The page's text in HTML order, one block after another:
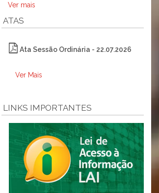
Ver mais
ATAS
Ata Sessão Ordinária - 22.07.2026
Ver Mais
LINKS IMPORTANTES